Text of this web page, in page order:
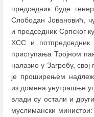
председник буде
Слободан Јовановић,
и председник Српског
ХСС и потпредседник
приступања Тројном
налазио у Загребу,
је проширењем
из домена унутрашње
влади су остали и
муслимански